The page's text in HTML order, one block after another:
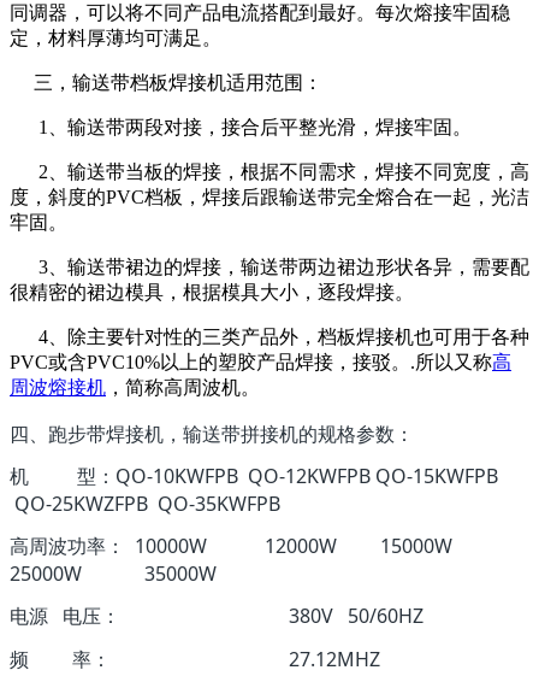
同调器，可以将不同产品电流搭配到最好。每次熔接牢固稳
定，材料厚薄均可满足。
三，输送带档板焊接机适用范围：
1、输送带两段对接，接合后平整光滑，焊接牢固。
2、输送带当板的焊接，根据不同需求，焊接不同宽度，高
度，斜度的PVC档板，焊接后跟输送带完全熔合在一起，光洁
牢固。
3、输送带裙边的焊接，输送带两边裙边形状各异，需要配
很精密的裙边模具，根据模具大小，逐段焊接。
4、除主要针对性的三类产品外，档板焊接机也可用于各种
PVC或含PVC10%以上的塑胶产品焊接，接驳。.所以又称高
周波熔接机 ，简称高周波机。
四、跑步带焊接机，输送带拼接机的规格参数：
机 型：QO-10KWFPB QO-12KWFPB QO-15KWFPB
QO-25KWZFPB QO-35KWFPB
高周波功率： 10000W 12000W 15000W
25000W 35000W
电源 电压： 380V 50/60HZ
频 率： 27.12MHZ